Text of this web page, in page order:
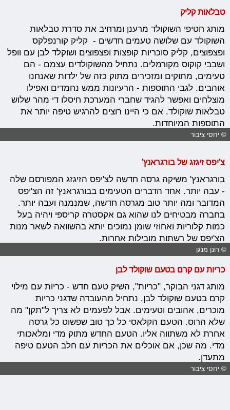
טבלאות קליק
מותג חטיפי השוקולד מרענן ומרחיב את סדרת טבלאות
השוקולד עם שלושה טעמים חדשים - קליק קורנפלקס
ופצפוצים, קליק סוכריות קופצות ופצפוצים ושוקלד לבן עם וופל
ושבבי קוקוס מקורמלים. נתחיל מהשוקולדים עצמם - הם
טעימים, מתוקים ומזכירים מתוק כזה של ילדות שאנחנו
אוהבים. לגבי התוספות - הרעיונות ממש נחמדים ואפילו
מוצלחים ואפשר להגיד שחברי המערכת חיסלו די מהר שלוש
טבלאות שוקולד. אם כי היינו רוצים להרגיש טיפה יותר את
התוספות המיוחדות.
© יחסי ציבור
צ'יפס זיגזג של בורגראנץ'
בורגראנץ' משיקה גרסה חדשה לצ'יפס הזיגזג המפורסם שלה
- עבה יותר. אחד הדברים הטעימים בבורגראנץ' זה הצ'יפס
המדובר ומה יותר טוב מגרסה חדשה, שמנמנה ועבה יותר.
בחברה מבטיחים לנו שהוא גם אקסטרה קריספי ויהיה בעל
כמות קלוריות ואחוזי שומן נמוכים יותא בהשוואה לשאר מנות
הצ'יפס של רשתות מובילות אחרות.
© רונן מנגן
כריות עם קרם בטעם שוקולד לבן
מותג דגני הבוקר, "כריות", השיק טעם חדש - כריות עם מילוי
קרם בטעם שוקולד לבן. נתחיל מהעובדה שדגני כריות
מוכרים, אהובים וטעימים. אבל לפעמים לא צריך ל"תקן" מה
שלא הרוס. הטעם הקלאסי כל כך טוב שפשוט כל גרסה
אחרת לא משתווה אליו. הטעם החדש מתוק מדי ומלאכותי
מדי. מה שכן, אם אוכלים את הכריות עם חלב הטעם טיפה
מתעדן.
© יחסי ציבור